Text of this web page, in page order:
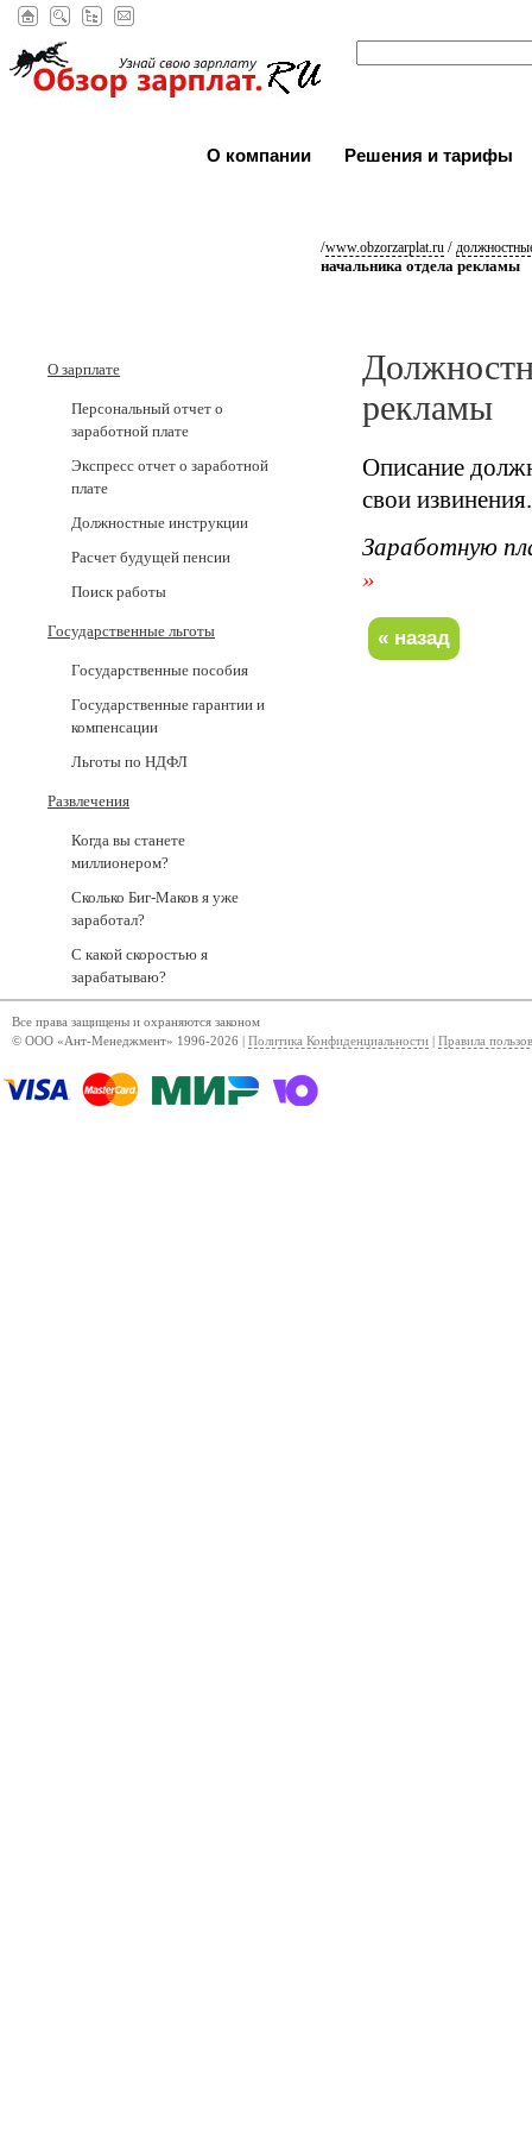
О компании Решения и тарифы
/www.obzorzarplat.ru /
начальника отдела рекламы
О зарплате
Персональный отчет о
заработной плате
Экспресс отчет о заработной
плате
Должностные инструкции
Расчет будущей пенсии
Поиск работы
Государственные льготы
Государственные пособия
Государственные гарантии и
компенсации
Льготы по НДФЛ
Развлечения
Когда вы станете
миллионером?
Сколько Биг-Маков я уже
заработал?
С какой скоростью я
зарабатываю?
рекламы
Описание
свои извинения.
Заработную
»
Все права защищены и охраняются законом
© ООО «Ант-Менеджмент» 1996-2026 | Политика Конфиденциальности Правила